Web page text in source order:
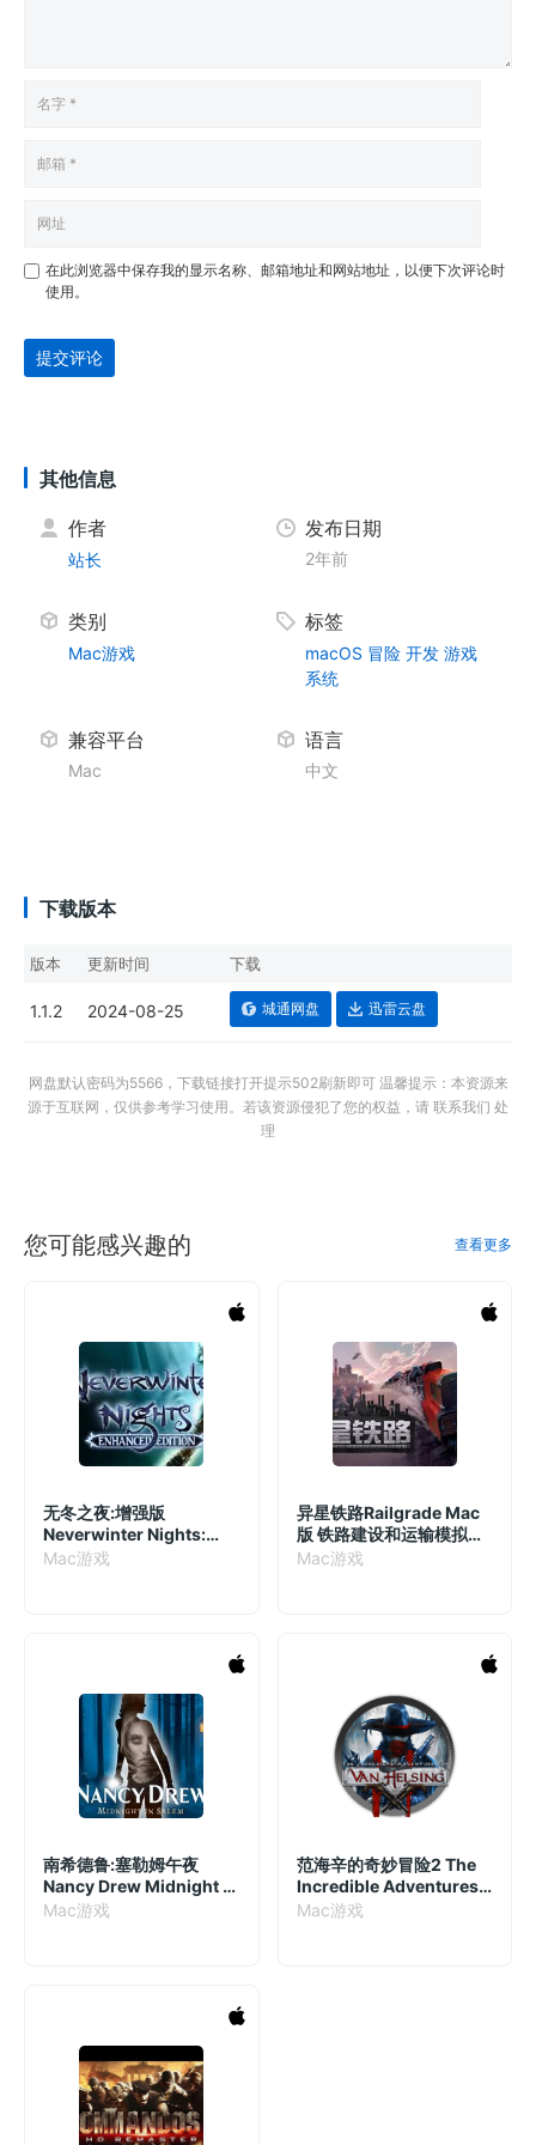
在此浏览器中保存我的显示名称、邮箱地址和网站地址，以便下次评论时
使用。
提交评论
其他信息
作者
站长
发布日期
2年前
类别
Mac游戏
标签
macOS 冒险 开发 游戏
系统
兼容平台
Mac
语言
中文
下载版本
版本 更新时间 下载
1.1.2 2024-08-25 城通网盘 迅雷云盘
网盘默认密码为5566，下载链接打开提示502刷新即可 温馨提示：本资源来
源于互联网，仅供参考学习使用。若该资源侵犯了您的权益，请 联系我们 处
理
您可能感兴趣的 查看更多
无冬之夜:增强版
Neverwinter Nights:
Enhanced Edition Mac
Mac游戏
异星铁路Railgrade Mac
版 铁路建设和运输模拟游
戏 v6.0.56.1(4.27.2)
Mac游戏
南希德鲁:塞勒姆午夜
Nancy Drew Midnight in
Salem Mac版 冒险解谜游
Mac游戏
范海辛的奇妙冒险2 The
Incredible Adventures
of Van Helsing II mac
Mac游戏